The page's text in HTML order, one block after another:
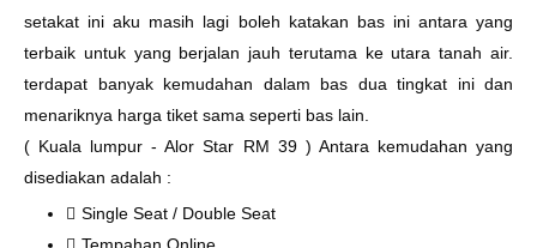
setakat ini aku masih lagi boleh katakan bas ini antara yang
terbaik untuk yang berjalan jauh terutama ke utara tanah air.
terdapat banyak kemudahan dalam bas dua tingkat ini dan
menariknya harga tiket sama seperti bas lain.
( Kuala lumpur - Alor Star RM 39 ) Antara kemudahan yang
disediakan adalah :
Single Seat / Double Seat